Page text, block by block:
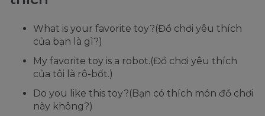
What is your favorite toy?(Đồ chơi yêu thích
của bạn là gì?)
My favorite toy is a robot.(Đồ chơi yêu thích
của tôi là rô-bốt.)
Do you like this toy?(Bạn có thích món đồ chơi
này không?)